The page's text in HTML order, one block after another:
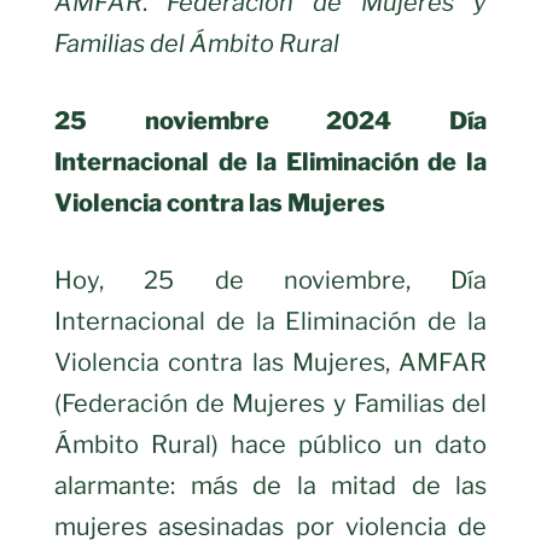
Familias del Ámbito Rural
25 noviembre 2024
Día
Internacional de la Eliminación de la
Violencia contra las Mujeres
Hoy, 25 de noviembre, Día
Internacional de la Eliminación de la
Violencia contra las Mujeres, AMFAR
(Federación de Mujeres y Familias del
Ámbito Rural) hace público un dato
alarmante: más de la mitad de las
mujeres asesinadas por violencia de